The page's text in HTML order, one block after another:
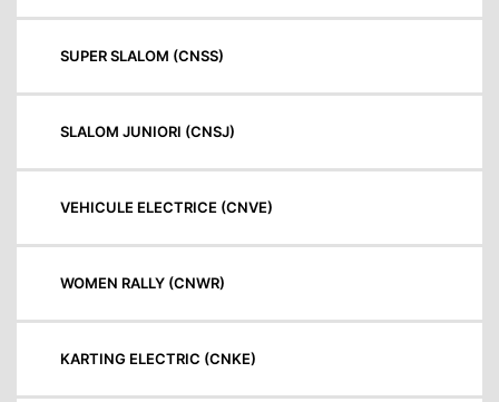
SUPER SLALOM (CNSS)
SLALOM JUNIORI (CNSJ)
VEHICULE ELECTRICE (CNVE)
WOMEN RALLY (CNWR)
KARTING ELECTRIC (CNKE)